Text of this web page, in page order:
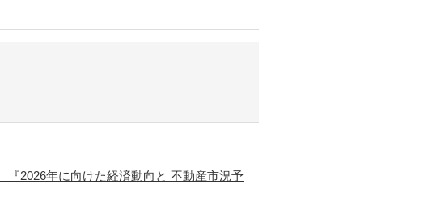
2026年に向けた経済動向と 不動産市況予